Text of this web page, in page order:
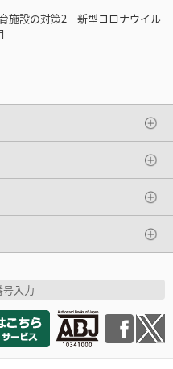
施設の対策2 新型コロナウイル
入力